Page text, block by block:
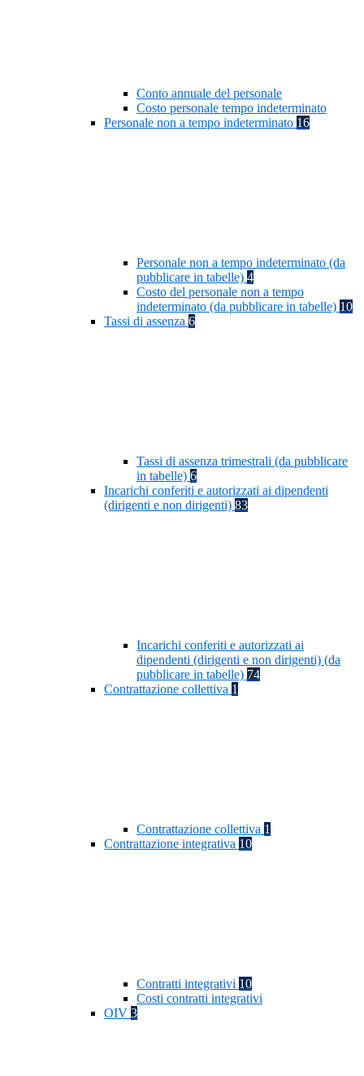
Conto annuale del personale
Costo personale tempo indeterminato
Personale non a tempo indeterminato 16
Personale non a tempo indeterminato (da
pubblicare in tabelle) 4
Costo del personale non a tempo
indeterminato (da pubblicare in tabelle) 10
Tassi di assenza 6
Tassi di assenza trimestrali (da pubblicare
in tabelle) 6
Incarichi conferiti e autorizzati ai dipendenti
(dirigenti e non dirigenti) 83
Incarichi conferiti e autorizzati ai
dipendenti (dirigenti e non dirigenti) (da
pubblicare in tabelle) 74
Contrattazione collettiva 1
Contrattazione collettiva 1
Contrattazione integrativa 10
Contratti integrativi 10
Costi contratti integrativi
OIV 3